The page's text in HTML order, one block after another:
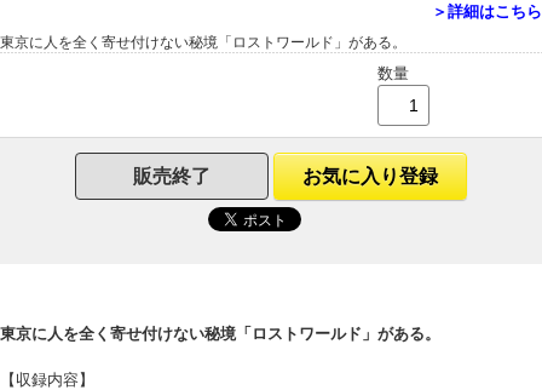
＞詳細はこちら
東京に人を全く寄せ付けない秘境「ロストワールド」がある。
数量
販売終了 お気に入り登録
東京に人を全く寄せ付けない秘境「ロストワールド」がある。
【収録内容】